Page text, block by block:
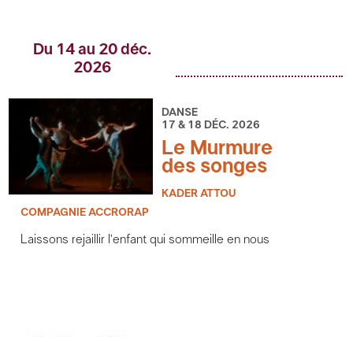
Du 14 au 20 déc.
2026
DANSE
17 & 18 DÉC. 2026
Le Murmure
des songes
KADER ATTOU
COMPAGNIE ACCRORAP
Laissons rejaillir l’enfant qui sommeille en nous